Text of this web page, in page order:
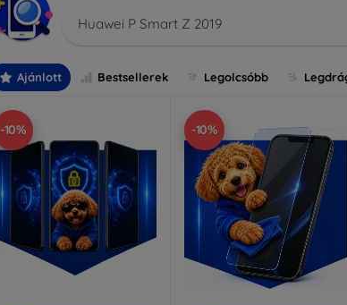
Huawei P Smart Z 2019
Ajánlott Bestsellerek Legolcsóbb
-10% -10%